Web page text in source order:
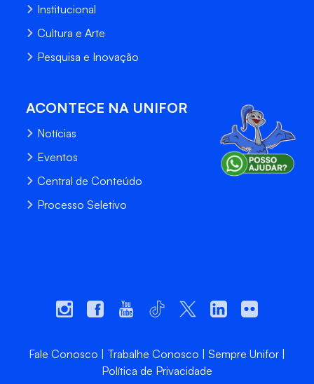
Institucional
Cultura e Arte
Pesquisa e Inovação
ACONTECE NA UNIFOR
Notícias
Eventos
Central de Conteúdo
Processo Seletivo
Fale Conosco Trabalhe Conosco
Sempre Unifor
Política de Privacidade